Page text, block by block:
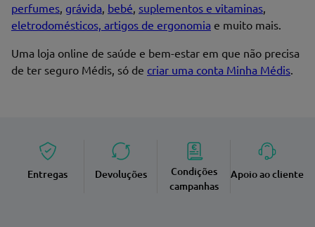
perfumes, grávida, bebé, suplementos e vitaminas,
eletrodomésticos, artigos de ergonomia e muito mais.
Uma loja online de saúde e bem-estar em que não precisa
de ter seguro Médis, só de criar uma conta Minha Médis.
Entregas Devoluções
Condições
campanhas
Apoio ao cliente